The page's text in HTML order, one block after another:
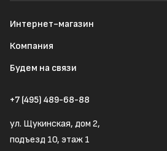
Интернет-магазин
Компания
Будем на связи
+7 (495) 489-68-88
ул. Щукинская, дом 2,
подъезд 10, этаж 1